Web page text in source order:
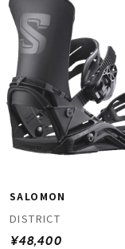
SALOMON
DISTRICT
¥48,400